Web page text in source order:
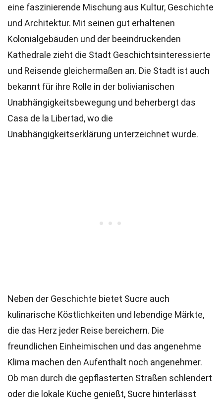
eine faszinierende Mischung aus Kultur, Geschichte
und Architektur. Mit seinen gut erhaltenen
Kolonialgebäuden und der beeindruckenden
Kathedrale zieht die Stadt Geschichtsinteressierte
und Reisende gleichermaßen an. Die Stadt ist auch
bekannt für ihre Rolle in der bolivianischen
Unabhängigkeitsbewegung und beherbergt das
Casa de la Libertad, wo die
Unabhängigkeitserklärung unterzeichnet wurde.
Neben der Geschichte bietet Sucre auch
kulinarische Köstlichkeiten und lebendige Märkte,
die das Herz jeder Reise bereichern. Die
freundlichen Einheimischen und das angenehme
Klima machen den Aufenthalt noch angenehmer.
Ob man durch die gepflasterten Straßen schlendert
oder die lokale Küche genießt, Sucre hinterlässt